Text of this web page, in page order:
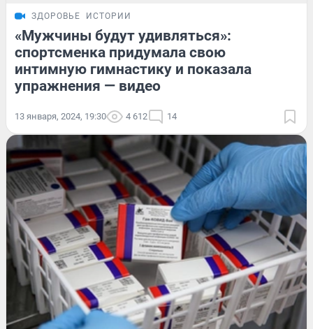
ЗДОРОВЬЕ ИСТОРИИ
«Мужчины будут удивляться»:
спортсменка придумала свою
интимную гимнастику и показала
упражнения — видео
13 января, 2024, 19:30 4 612 14